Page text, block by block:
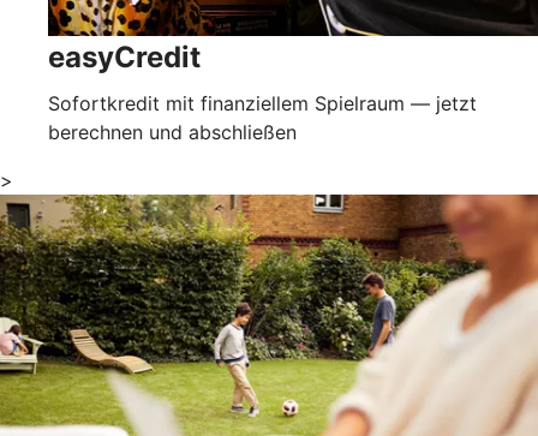
easyCredit
Sofortkredit mit finanziellem Spielraum — jetzt
berechnen und abschließen
>